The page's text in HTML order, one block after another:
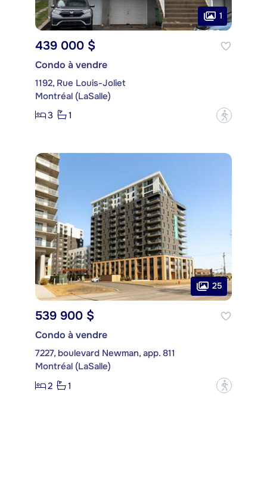
1
439 000 $
Condo à vendre
1192, Rue Louis-Joliet
Montréal (LaSalle)
3
1 ?
25
539 900 $
Condo à vendre
7227, boulevard Newman, app. 811
Montréal (LaSalle)
2
1 ?